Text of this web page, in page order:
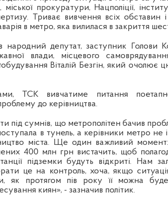
міської прокуратури, Нацполіції,
Триває вивчення всіх обставин і
в метро, яка вилилася в закриття
народний депутат, заступник Голови
влади, місцевого
Віталій Безгін, який очолює
ТСК вивчатиме питання
до керівництва.
під сумнів, що метрополітен бачив
в тунель, а керівники метро
міста. Ще один важливий
400 млн грн вистачить, щоб
підземки будуть відкриті. Нам
це на контроль, хоча, якщо
як протягом пів року її можна
киян», - зазначив політик.